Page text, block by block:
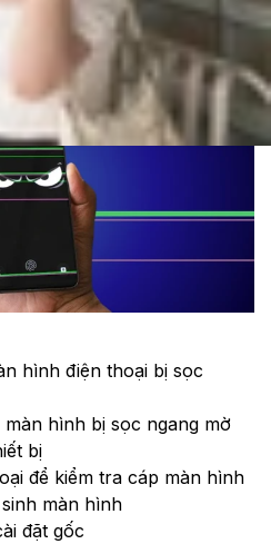
hình điện thoại bị sọc
hình bị sọc ngang mờ
bị
để kiểm tra cáp màn hình
màn hình
đặt gốc